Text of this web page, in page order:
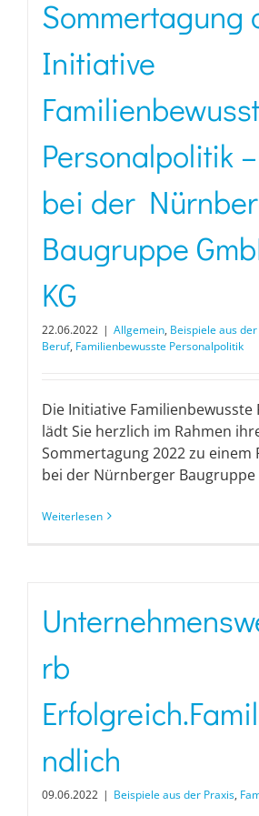
Sommertagung
Initiative
Personalpolitik
bei der
Baugruppe
KG
22.06.2022 | Allgemein, Beispiele aus
Beruf, Familienbewusste Personalpolitik
Die Initiative
lädt Sie herzlich im Rahmen
Sommertagung 2022 zu einem
bei der Nürnberger Baugruppe
Weiterlesen
rb
ndlich
09.06.2022 | Beispiele aus der Praxis,